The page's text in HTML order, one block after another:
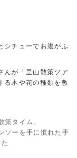
シチューでお腹がふ
んが「里山散策ツア
る木や花の種類を教
策タイム。
ソーを手に慣れた手